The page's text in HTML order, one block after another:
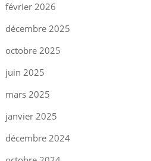
février 2026
décembre 2025
octobre 2025
juin 2025
mars 2025
janvier 2025
décembre 2024